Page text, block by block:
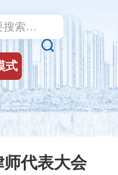

式
代表大会